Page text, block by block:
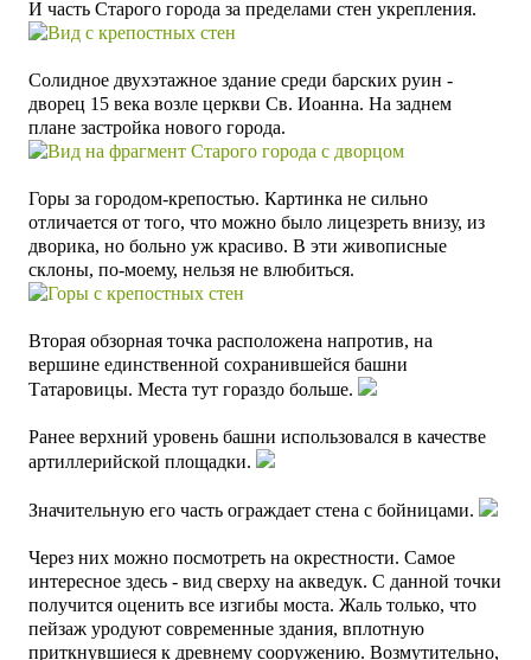
И часть Старого города за пределами стен укрепления.
Солидное двухэтажное здание среди барских руин -
дворец 15 века возле церкви Св. Иоанна. На заднем
плане застройка нового города.
Горы за городом-крепостью. Картинка не сильно
отличается от того, что можно было лицезреть внизу, из
дворика, но больно уж красиво. В эти живописные
склоны, по-моему, нельзя не влюбиться.
Вторая обзорная точка расположена напротив, на
вершине единственной сохранившейся башни
Татаровицы. Места тут гораздо больше.
Ранее верхний уровень башни использовался в качестве
артиллерийской площадки.
Значительную его часть ограждает стена с бойницами.
Через них можно посмотреть на окрестности. Самое
интересное здесь - вид сверху на акведук. С данной точки
получится оценить все изгибы моста. Жаль только, что
пейзаж уродуют современные здания, вплотную
приткнувшиеся к древнему сооружению. Возмутительно,